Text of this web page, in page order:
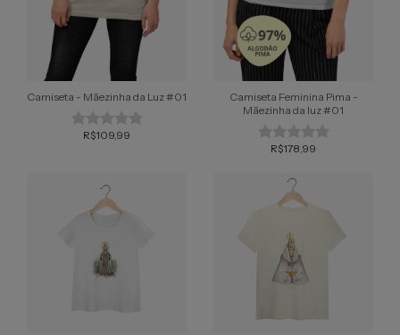
Camiseta - Mãezinha da Luz #01
R$109,99
Camiseta Feminina Pima -
Mãezinha da luz #01
R$178,99